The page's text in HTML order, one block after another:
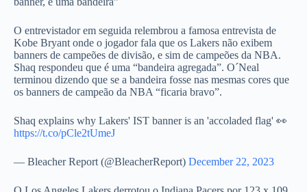
O entrevistador em seguida relembrou a famosa entrevista de
Kobe Bryant onde o jogador fala que os Lakers não exibem
banners de campeões de divisão, e sim de campeões da NBA.
Shaq respondeu que é uma “bandeira agregada”. O´Neal
terminou dizendo que se a bandeira fosse nas mesmas cores que
os banners de campeão da NBA “ficaria bravo”.
Shaq explains why Lakers' IST banner is an 'accoladed flag' 👀
https://t.co/pCle2tUmeJ
— Bleacher Report (@BleacherReport) December 22, 2023